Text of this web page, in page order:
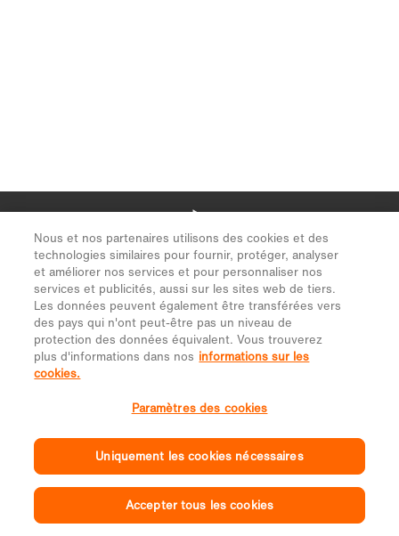
Nous et nos partenaires utilisons des cookies et des
technologies similaires pour fournir, protéger, analyser
et améliorer nos services et pour personnaliser nos
services et publicités, aussi sur les sites web de tiers.
Les données peuvent également être transférées vers
des pays qui n'ont peut-être pas un niveau de
protection des données équivalent. Vous trouverez
plus d'informations dans nos informations sur les
cookies.
Paramètres des cookies
Uniquement les cookies nécessaires
Accepter tous les cookies